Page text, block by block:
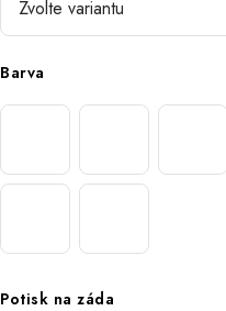
Barva
Potisk na záda